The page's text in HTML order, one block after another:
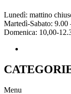
Lunedì: mattino
Martedì-Sabato: 9.00
Domenica: 10,00-
Menu